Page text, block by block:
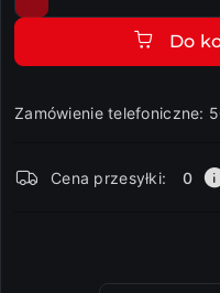
Do
Zamówienie telefoniczne:
i
Cena przesyłki: 0